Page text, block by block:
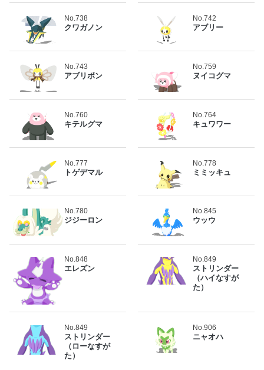
No.738
クワガノン
No.742
アブリー
No.743
アブリボン
No.759
ヌイコグマ
No.760
キテルグマ
No.764
キュワワー
No.777
トゲデマル
No.778
ミミッキュ
No.780
ジジーロン
No.845
ウッウ
No.848
エレズン
No.849
ストリンダー
（ハイなすが
た）
No.849
ストリンダー
（ローなすが
た）
No.906
ニャオハ